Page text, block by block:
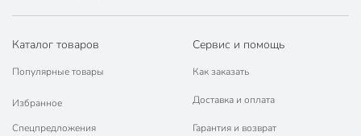
Каталог товаров
Популярные товары
Избранное
Спецпредложения
Сервис и помощь
Как заказать
Доставка и оплата
Гарантия и возврат